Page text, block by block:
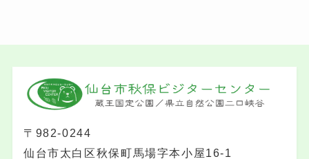
〒982-0244
仙台市太白区秋保町馬場字本小屋16-1